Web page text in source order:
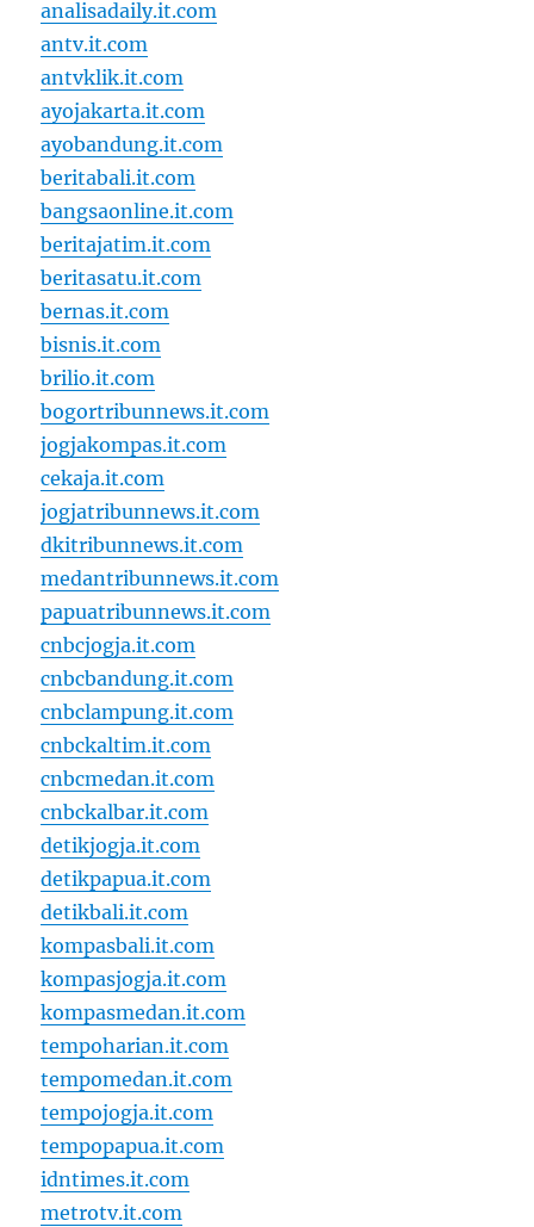
analisadaily.it.com
antv.it.com
antvklik.it.com
ayojakarta.it.com
ayobandung.it.com
beritabali.it.com
bangsaonline.it.com
beritajatim.it.com
beritasatu.it.com
bernas.it.com
bisnis.it.com
brilio.it.com
bogortribunnews.it.com
jogjakompas.it.com
cekaja.it.com
jogjatribunnews.it.com
dkitribunnews.it.com
medantribunnews.it.com
papuatribunnews.it.com
cnbcjogja.it.com
cnbcbandung.it.com
cnbclampung.it.com
cnbckaltim.it.com
cnbcmedan.it.com
cnbckalbar.it.com
detikjogja.it.com
detikpapua.it.com
detikbali.it.com
kompasbali.it.com
kompasjogja.it.com
kompasmedan.it.com
tempoharian.it.com
tempomedan.it.com
tempojogja.it.com
tempopapua.it.com
idntimes.it.com
metrotv.it.com